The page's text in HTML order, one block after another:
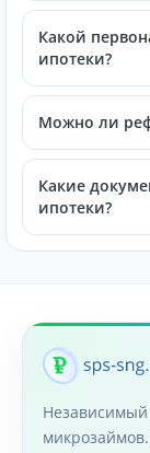
Какой
ипотеки?
Можно ли
Какие
ипотеки?
Независимый